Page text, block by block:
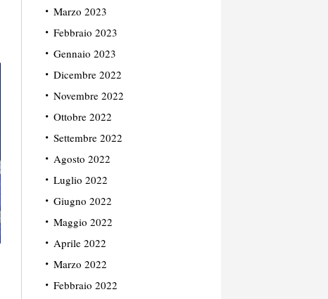
Marzo 2023
Febbraio 2023
Gennaio 2023
Dicembre 2022
Novembre 2022
Ottobre 2022
Settembre 2022
Agosto 2022
Luglio 2022
Giugno 2022
Maggio 2022
Aprile 2022
Marzo 2022
Febbraio 2022